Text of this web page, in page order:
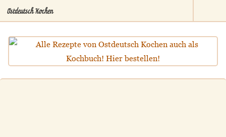
Ostdeutsch Kochen